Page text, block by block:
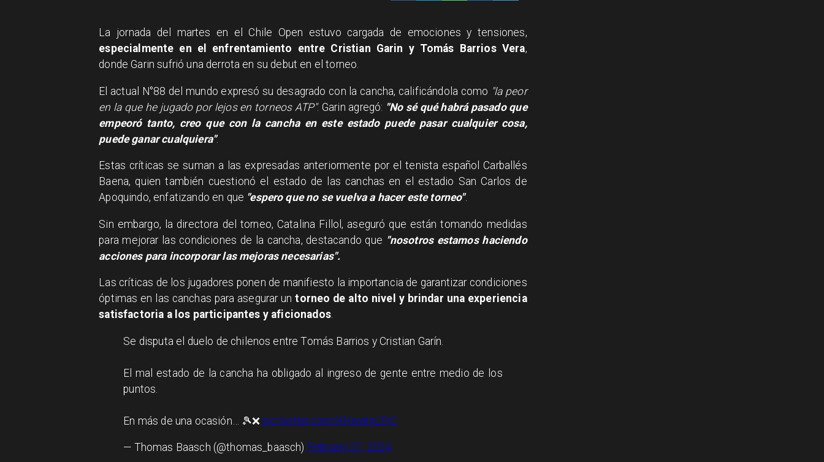
​La jornada del martes en el Chile Open estuvo cargada de emociones y tensiones,
especialmente en el enfrentamiento entre Cristian Garin y Tomás Barrios Vera,
donde Garin sufrió una derrota en su debut en el torneo.
El actual N°88 del mundo expresó su desagrado con la cancha, calificándola como "la peor
en la que he jugado por lejos en torneos ATP". Garin agregó: "No sé qué habrá pasado que
empeoró tanto, creo que con la cancha en este estado puede pasar cualquier cosa,
puede ganar cualquiera".
Estas críticas se suman a las expresadas anteriormente por el tenista español Carballés
Baena, quien también cuestionó el estado de las canchas en el estadio San Carlos de
Apoquindo, enfatizando en que "espero que no se vuelva a hacer este torneo".
Sin embargo, la directora del torneo, Catalina Fillol, aseguró que están tomando medidas
para mejorar las condiciones de la cancha, destacando que "nosotros estamos haciendo
acciones para incorporar las mejoras necesarias".
Las críticas de los jugadores ponen de manifiesto la importancia de garantizar condiciones
óptimas en las canchas para asegurar un torneo de alto nivel y brindar una experiencia
satisfactoria a los participantes y aficionados.
Se disputa el duelo de chilenos entre Tomás Barrios y Cristian Garín.
El mal estado de la cancha ha obligado al ingreso de gente entre medio de los
puntos.
En más de una ocasión… 🎾❌ pic.twitter.com/KHwatgLFrC
— Thomas Baasch (@thomas_baasch) February 27, 2024